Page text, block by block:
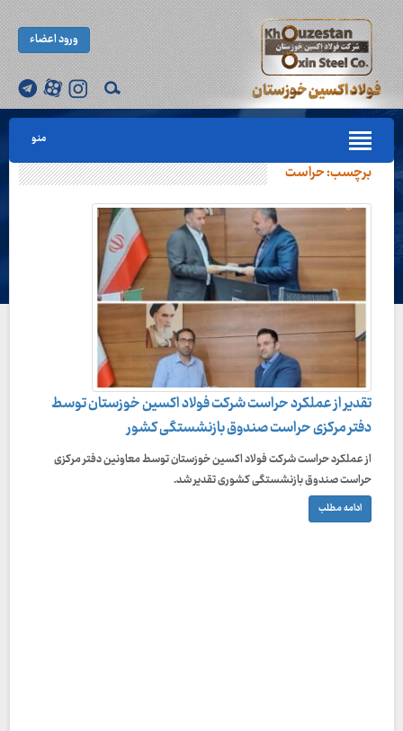
ورود اعضاء
منو
برچسب:حراست
تقدیر از عملکرد حراست شرکت فولاد اکسین خوزستان توسط
دفتر مرکزی حراست صندوق بازنشستگی کشور
از عملکرد حراست شرکت فولاد اکسین خوزستان توسط معاونین دفتر مرکزی
حراست صندوق بازنشستگی کشوری تقدیر شد.
ادامه مطلب